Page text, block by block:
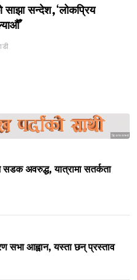
साझा सन्देश,‘लोकप्रिय
Sponsored
सडक अवरुद्ध, यात्रामा सतर्कता
सभा आह्वान, यस्ता छन् प्रस्ताव